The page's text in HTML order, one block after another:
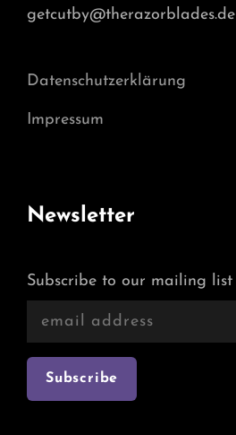
getcutby@therazorblades.de
Datenschutzerklärung
Impressum
Newsletter
Subscribe to our mailing list